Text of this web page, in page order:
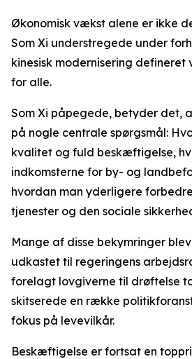
Økonomisk vækst alene er ikke
Som Xi understregede under
kinesisk modernisering
for alle.
Som Xi påpegede, betyder det,
på nogle centrale spørgsmål:
kvalitet og fuld beskæftigelse,
indkomsterne for by- og
hvordan man yderligere
tjenester og den sociale
Mange af disse bekymringer
udkastet til regeringens
forelagt lovgiverne til drøftelse
skitserede en række
fokus på levevilkår.
Beskæftigelse er fortsat en